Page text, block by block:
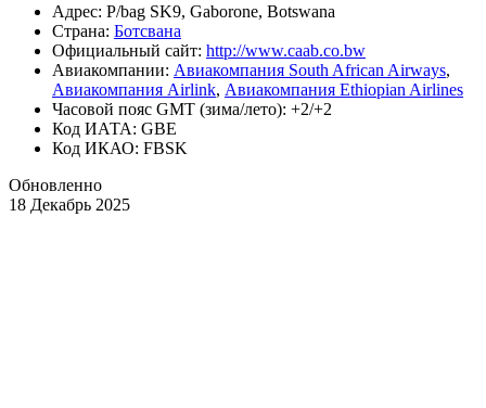
Адрес: P/bag SK9, Gaborone, Botswana
Страна: Ботсвана
Официальный cайт: http://www.caab.co.bw
Авиакомпании: Авиакомпания South African Airways,
Авиакомпания Airlink, Авиакомпания Ethiopian Airlines
Часовой пояс GMT (зима/лето): +2/+2
Код ИАТА: GBE
Код ИКАО: FBSK
Обновленно
18 Декабрь 2025